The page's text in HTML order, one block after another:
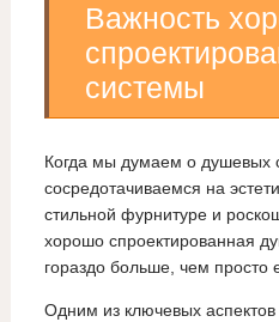
Важность
системы
Когда мы думаем о душевых
сосредотачиваемся на
стильной фурнитуре и
хорошо спроектированная
гораздо больше, чем просто
Одним из ключевых